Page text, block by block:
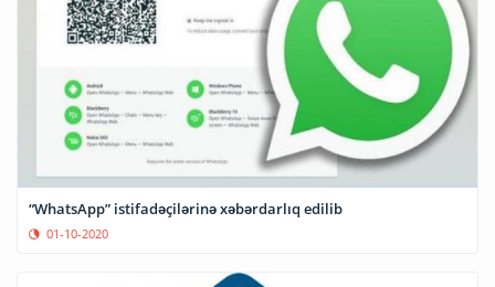
“WhatsApp” istifadəçilərinə xəbərdarlıq edilib
01-10-2020